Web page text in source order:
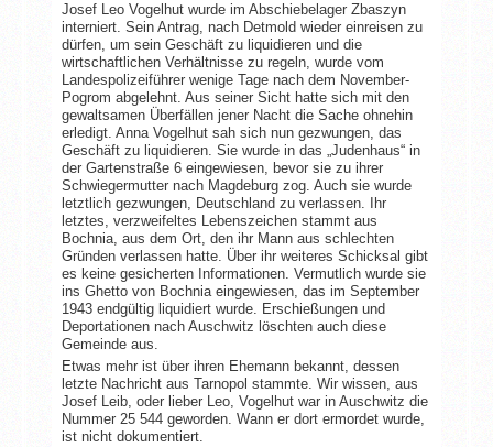
Josef Leo Vogelhut wurde im Abschiebelager Zbaszyn
interniert. Sein Antrag, nach Detmold wieder einreisen zu
dürfen, um sein Geschäft zu liquidieren und die
wirtschaftlichen Verhältnisse zu regeln, wurde vom
Landespolizeiführer wenige Tage nach dem November-
Pogrom abgelehnt. Aus seiner Sicht hatte sich mit den
gewaltsamen Überfällen jener Nacht die Sache ohnehin
erledigt. Anna Vogelhut sah sich nun gezwungen, das
Geschäft zu liquidieren. Sie wurde in das „Judenhaus“ in
der Gartenstraße 6 eingewiesen, bevor sie zu ihrer
Schwiegermutter nach Magdeburg zog. Auch sie wurde
letztlich gezwungen, Deutschland zu verlassen. Ihr
letztes, verzweifeltes Lebenszeichen stammt aus
Bochnia, aus dem Ort, den ihr Mann aus schlechten
Gründen verlassen hatte. Über ihr weiteres Schicksal gibt
es keine gesicherten Informationen. Vermutlich wurde sie
ins Ghetto von Bochnia eingewiesen, das im September
1943 endgültig liquidiert wurde. Erschießungen und
Deportationen nach Auschwitz löschten auch diese
Gemeinde aus.
Etwas mehr ist über ihren Ehemann bekannt, dessen
letzte Nachricht aus Tarnopol stammte. Wir wissen, aus
Josef Leib, oder lieber Leo, Vogelhut war in Auschwitz die
Nummer 25 544 geworden. Wann er dort ermordet wurde,
ist nicht dokumentiert.